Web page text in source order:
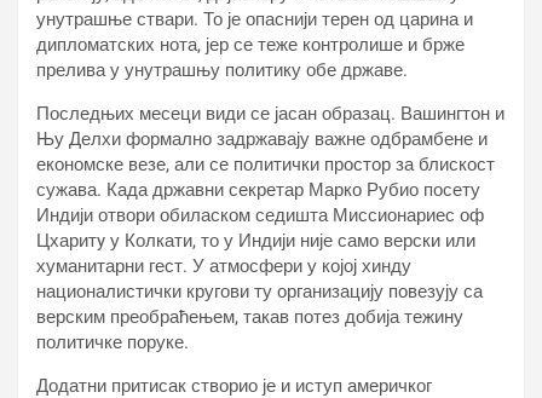
унутрашње ствари. То је опаснији терен од царина и
дипломатских нота, јер се теже контролише и брже
прелива у унутрашњу политику обе државе.
Последњих месеци види се јасан образац. Вашингтон и
Њу Делхи формално задржавају важне одбрамбене и
економске везе, али се политички простор за блискост
сужава. Када државни секретар Марко Рубио посету
Индији отвори обиласком седишта Миссионариес оф
Цхаритy у Колкати, то у Индији није само верски или
хуманитарни гест. У атмосфери у којој хинду
националистички кругови ту организацију повезују са
верским преобраћењем, такав потез добија тежину
политичке поруке.
Додатни притисак створио је и иступ америчког